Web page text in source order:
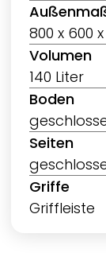
800 x 600
Volumen
140 Liter
Boden
Seiten
Griffe
Griffleiste